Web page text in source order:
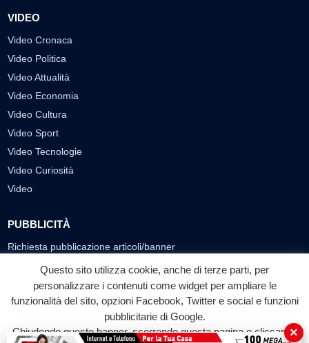
VIDEO
Video Cronaca
Video Politica
Video Attualità
Video Economia
Video Cultura
Video Sport
Video Tecnologie
Video Curiosità
Video
PUBBLICITÀ
Richiesta pubblicazione articoli/banner
SEGUICI SUI SOCIAL
f
Facebook
◎ ▶
YouTube
Questo sito utilizza cookie, anche di terze parti, per
personalizzare i contenuti come widget per ampliare le
funzionalità del sito, opzioni Facebook, Twitter e social e funzioni
pubblicitarie di Google.
Chiudendo questo banner, scorrendo questa pagina o cliccando
×